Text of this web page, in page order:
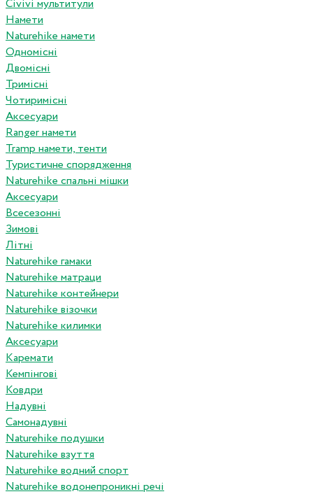
Civivi мультитули
Намети
Naturehike намети
Одномісні
Двомісні
Тримісні
Чотиримісні
Аксесуари
Ranger намети
Tramp намети, тенти
Туристичне спорядження
Naturehike спальні мішки
Аксесуари
Всесезонні
Зимові
Літні
Naturehike гамаки
Naturehike матраци
Naturehike контейнери
Naturehike візочки
Naturehike килимки
Аксесуари
Каремати
Кемпінгові
Ковдри
Надувні
Самонадувні
Naturehike подушки
Naturehike взуття
Naturehike водний спорт
Naturehike водонепроникні речі